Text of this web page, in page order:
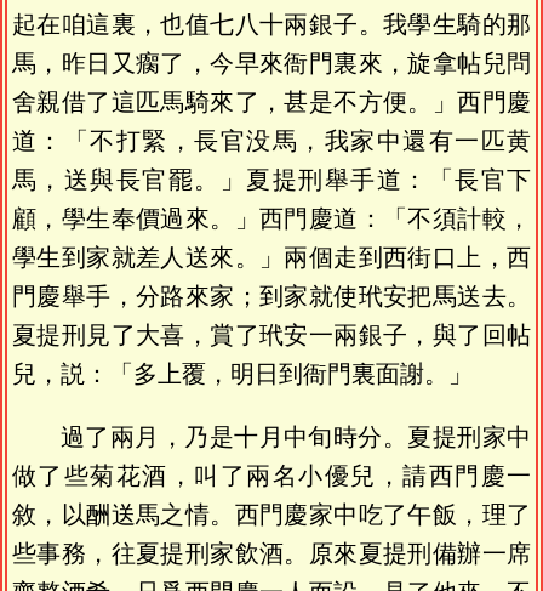
起在咱這裏，也值七八十兩銀子。我學生騎的那
馬，昨日又瘸了，今早來衙門裏來，旋拿帖兒問
舍親借了這匹馬騎來了，甚是不方便。」西門慶
道：「不打緊，長官没馬，我家中還有一匹黄
馬，送與長官罷。」夏提刑舉手道：「長官下
顧，學生奉價過來。」西門慶道：「不須計較，
學生到家就差人送來。」兩個走到西街口上，西
門慶舉手，分路來家；到家就使玳安把馬送去。
夏提刑見了大喜，賞了玳安一兩銀子，與了回帖
兒，説：「多上覆，明日到衙門裏面謝。」
過了兩月，乃是十月中旬時分。夏提刑家中
做了些菊花酒，叫了兩名小優兒，請西門慶一
敘，以酬送馬之情。西門慶家中吃了午飯，理了
些事務，往夏提刑家飲酒。原來夏提刑備辦一席